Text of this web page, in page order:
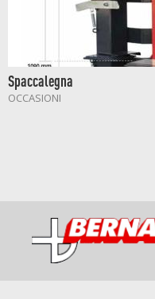
Spaccalegna
OCCASIONI